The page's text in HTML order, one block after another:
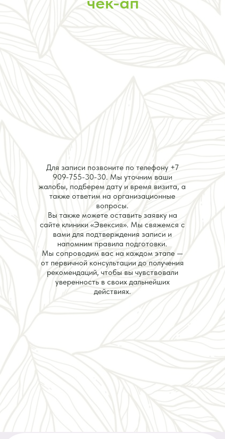
Для записи позвоните по телефону +7
909-755-30-30. Мы уточним ваши
жалобы, подберем дату и время визита, а
также ответим на организационные
вопросы.
Вы также можете оставить заявку на
сайте клиники «Эвексия». Мы свяжемся с
вами для подтверждения записи и
напомним правила подготовки.
Мы сопроводим вас на каждом этапе —
от первичной консультации до получения
рекомендаций, чтобы вы чувствовали
уверенность в своих дальнейших
действиях.